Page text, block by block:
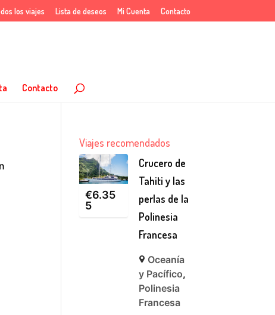
los viajes Lista de deseos Mi Cuenta Contacto
Contacto
Viajes recomendados
€6.35
5
Crucero de
Tahiti y las
perlas de la
Polinesia
Francesa
Oceanía
y Pacífico,
Polinesia
Francesa